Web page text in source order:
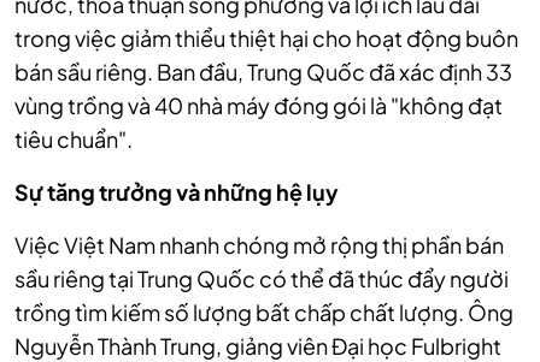
trong việc giảm thiểu thiệt hại cho hoạt động buôn
bán sầu riêng. Ban đầu, Trung Quốc đã xác định 33
vùng trồng và 40 nhà máy đóng gói là "không đạt
tiêu chuẩn".
Sự tăng trưởng và những hệ lụy
Việc Việt Nam nhanh chóng mở rộng thị phần bán
sầu riêng tại Trung Quốc có thể đã thúc đẩy người
trồng tìm kiếm số lượng bất chấp chất lượng. Ông
Nguyễn Thành Trung, giảng viên Đại học Fulbright